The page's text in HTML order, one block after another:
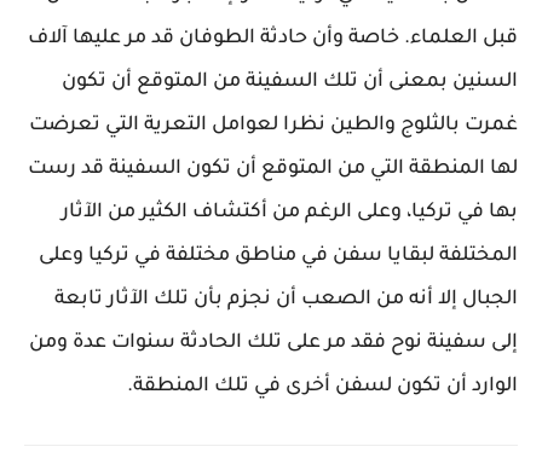
قبل العلماء. خاصة وأن حادثة الطوفان قد مر عليها آلاف
السنين بمعنى أن تلك السفينة من المتوقع أن تكون
غمرت بالثلوج والطين نظرا لعوامل التعرية التي تعرضت
لها المنطقة التي من المتوقع أن تكون السفينة قد رست
بها في تركيا، وعلى الرغم من أكتشاف الكثير من الآثار
المختلفة لبقايا سفن في مناطق مختلفة في تركيا وعلى
الجبال إلا أنه من الصعب أن نجزم بأن تلك الآثار تابعة
إلى سفينة نوح فقد مر على تلك الحادثة سنوات عدة ومن
الوارد أن تكون لسفن أخرى في تلك المنطقة.